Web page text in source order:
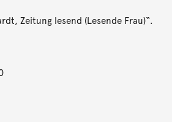
Zeitung lesend (Lesende Frau)“.